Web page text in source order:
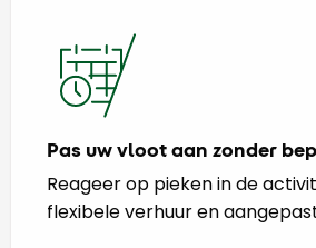
Pas uw vloot aan zonder
Reageer op pieken in de
flexibele verhuur en